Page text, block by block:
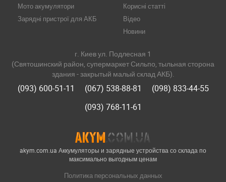
akym.com.ua Аккумуляторы и зарядные устройства со склада по
максимально выгодным ценам
Политика персональных данных
Мото акумулятори
Зарядні пристрої для АКБ
Корисні статті
Відео
Новини
г. Киев ул. Подлесная 1
(Святошинский район, супермаркет Сильпо, тыльная сторона
здания - закрытый малый склад АКБ).
(093) 600-51-11 (067) 538-88-81
(098) 833-44-55
(093) 768-11-61